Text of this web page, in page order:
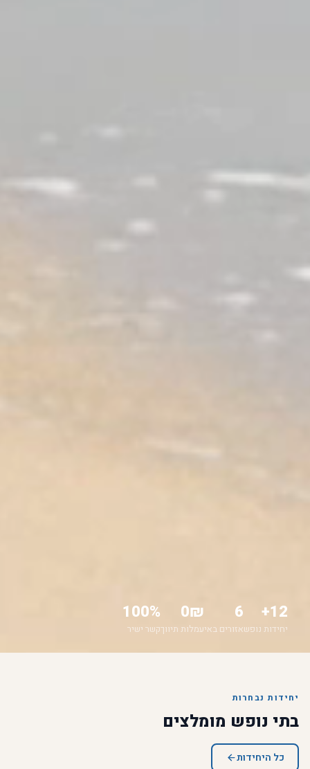
12+
יחידות נופש
6
אזורים באי
0₪
עמלות תיווך
100%
קשר ישיר
יחידות נבחרות
בתי נופש מומלצים
כל היחידות